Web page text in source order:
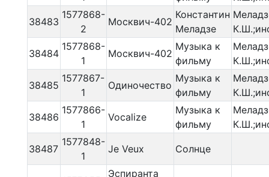
38483
1577868-
2
Москвич-402
Константин
Меладзе
38484
1577868-
1
Москвич-402
Музыка к
фильму
38485
1577867-
1
Одиночество
Музыка к
фильму
38486
1577866-
1
Vocalize
Музыка к
фильму
38487
1577848-
1
Je Veux Солнце
Эспиранта